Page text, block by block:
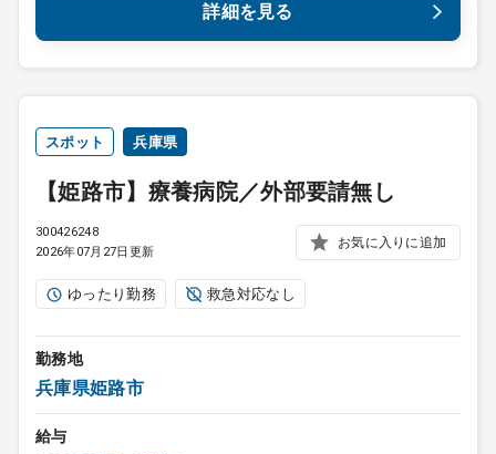
詳細を見る
スポット 兵庫県
【姫路市】療養病院／外部要請無し
300426248
2026年07月27日更新
お気に入りに追加
ゆったり勤務 救急対応なし
勤務地
兵庫県姫路市
給与